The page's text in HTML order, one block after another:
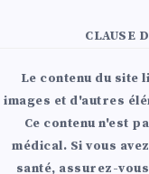
CLAUSE
Le contenu du site
images et d'autres
Ce contenu n'est
médical. Si vous
santé, assurez-